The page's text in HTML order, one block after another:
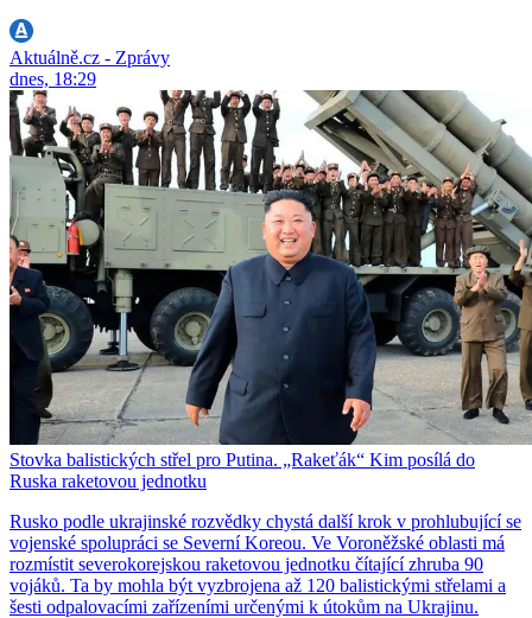
Aktuálně.cz - Zprávy
dnes, 18:29
Stovka balistických střel pro Putina. „Rakeťák“ Kim posílá do
Ruska raketovou jednotku
Rusko podle ukrajinské rozvědky chystá další krok v prohlubující se
vojenské spolupráci se Severní Koreou. Ve Voroněžské oblasti má
rozmístit severokorejskou raketovou jednotku čítající zhruba 90
vojáků. Ta by mohla být vyzbrojena až 120 balistickými střelami a
šesti odpalovacími zařízeními určenými k útokům na Ukrajinu.